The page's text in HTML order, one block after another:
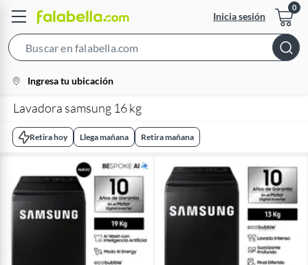
Inicia sesión
Bar
location-
icon
Ingresa tu ubicación
Lavadora samsung 16 kg
Retira hoy Llega mañana Retira mañana